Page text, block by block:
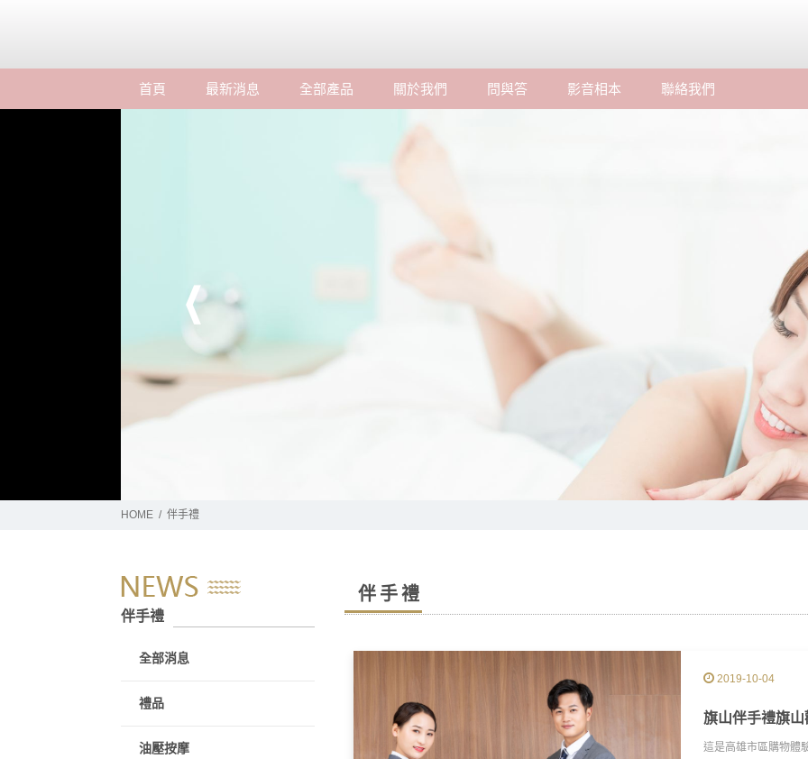
首頁 最新消息 全部產品 關於我們 問與答 影音相本 聯絡我們
HOME 伴手禮
伴手禮
2019-10-04
旗山伴手禮旗
這是高雄市區購物體
伴手禮
全部消息
禮品
油壓按摩